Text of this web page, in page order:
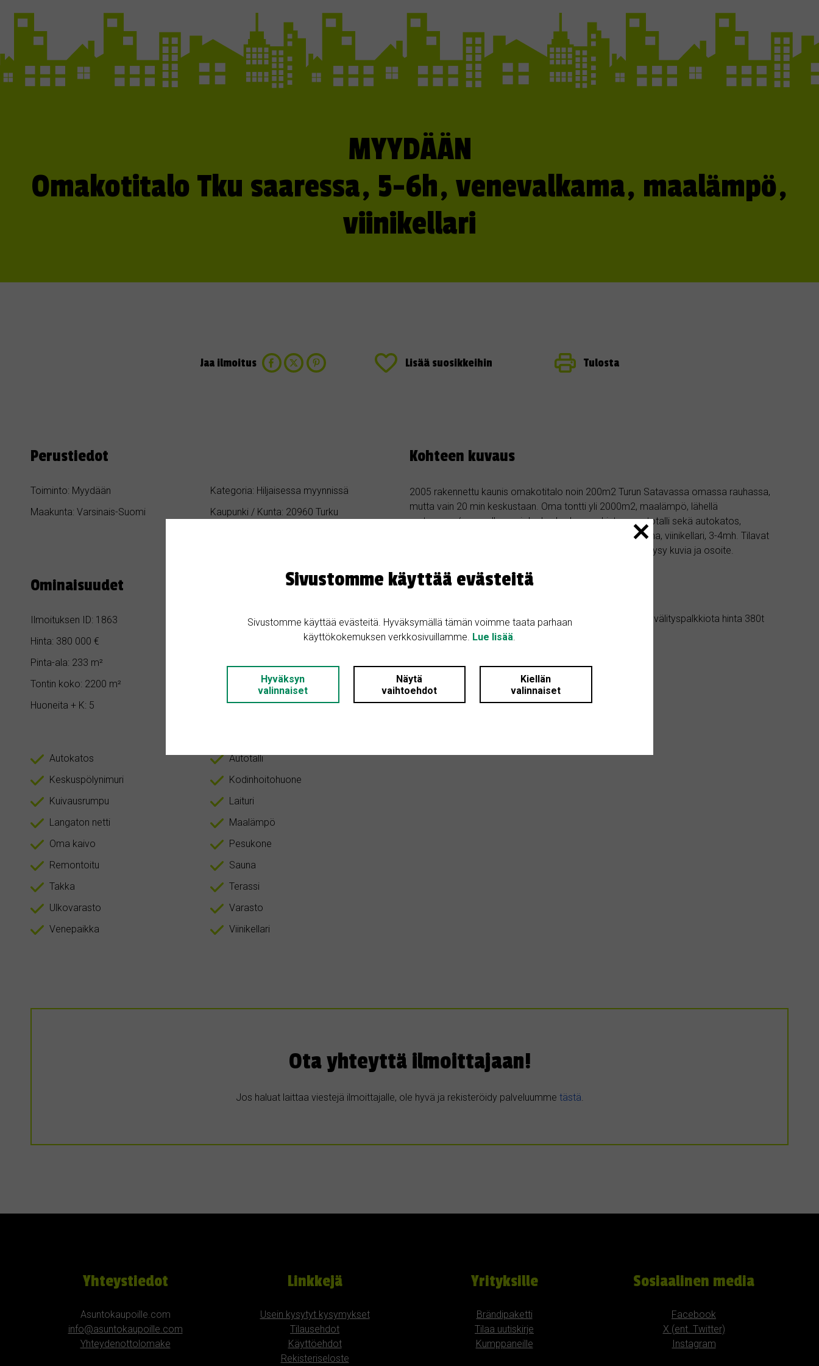
MYYDÄÄN
Omakotitalo Tku saaressa, 5-6h, venevalkama, maalämpö,
viinikellari
Jaa ilmoitus Lisää suosikkeihin Tulosta
Perustiedot
Toiminto: Myydään
Kategoria: Hiljaisessa myynnissä
Maakunta: Varsinais-Suomi
Kaupunki / Kunta: 20960 Turku
Ominaisuudet
Ilmoituksen ID: 1863
Makuuhuoneita: 3
Hinta: 380 000 €
Pinta-ala: 233 m²
Tontin koko: 2200 m²
Asunnon tyyppi: Omakotitalo
Huoneita + K: 5
Autokatos
Autotalli
Keskuspölynimuri
Kodinhoitohuone
Kuivausrumpu
Laituri
Langaton netti
Maalämpö
Oma kaivo
Pesukone
Remontoitu
Sauna
Takka
Terassi
Ulkovarasto
Varasto
Venepaikka
Viinikellari
Kohteen kuvaus
2005 rakennettu kaunis omakotitalo noin 200m2 Turun Satavassa omassa rauhassa,
mutta vain 20 min keskustaan. Oma tontti yli 2000m2, maalämpö, lähellä
rantaosuus/venevalkama joka kuuluu kauppahintaan, autotalli sekä autokatos,
sähköauton lataus *2, ulkona puusauna, sisällä sähkösauna, viinikellari, 3-4mh. Tilavat
säilytystilat. Helppohoitoinen piha ja edulliset asuinkulut. Kysy kuvia ja osoite.
20 min keskustaan, arvostetut koulut ja päiväkodit.
Kuntokartoitettu, hyväkuntoinen muuttovalmis talo. Ilman välityspalkkiota hinta 380t
(arvioitu 2024 +10%).
Ota yhteyttä ilmoittajaan!
Jos haluat laittaa viestejä ilmoittajalle, ole hyvä ja rekisteröidy palveluumme tästä.
Yhteystiedot
Asuntokaupoille.com
info@asuntokaupoille.com
Yhteydenottolomake
Linkkejä
Usein kysytyt kysymykset
Tilausehdot
Käyttöehdot
Rekisteriseloste
Yrityksille
Brändipaketti
Tilaa uutiskirje
Kumppaneille
Sosiaalinen media
Facebook
X (ent. Twitter)
Instagram
Sivustomme käyttää evästeitä
Sivustomme käyttää evästeitä. Hyväksymällä tämän voimme taata parhaan
käyttökokemuksen verkkosivuillamme. Lue lisää
Hyväksyn
valinnaiset
Näytä
vaihtoehdot
Kiellän
valinnaiset